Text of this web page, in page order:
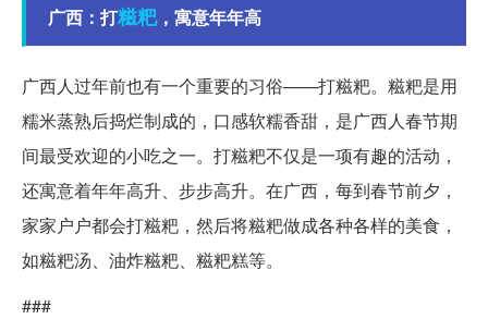
广西：打糍粑，寓意年年高
广西人过年前也有一个重要的习俗——打糍粑。糍粑是用
糯米蒸熟后捣烂制成的，口感软糯香甜，是广西人春节期
间最受欢迎的小吃之一。打糍粑不仅是一项有趣的活动，
还寓意着年年高升、步步高升。在广西，每到春节前夕，
家家户户都会打糍粑，然后将糍粑做成各种各样的美食，
如糍粑汤、油炸糍粑、糍粑糕等。
###